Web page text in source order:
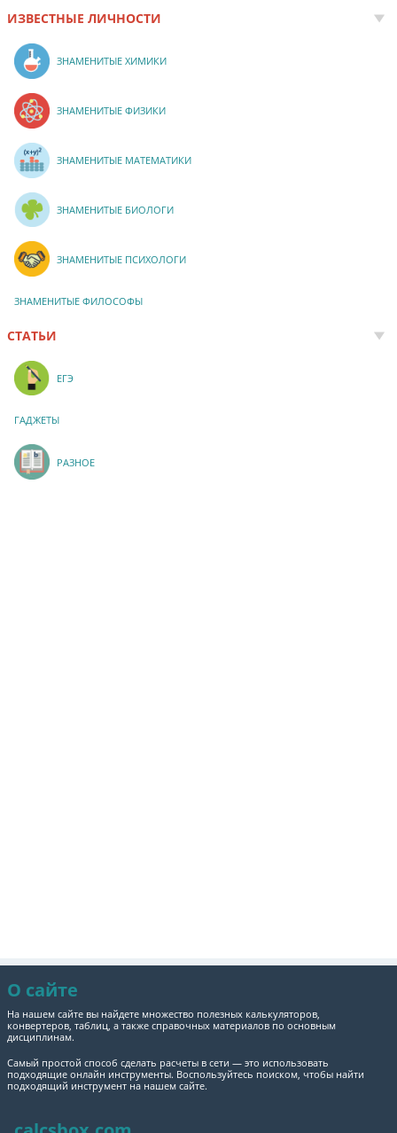
ИЗВЕСТНЫЕ ЛИЧНОСТИ
ЗНАМЕНИТЫЕ ХИМИКИ
ЗНАМЕНИТЫЕ ФИЗИКИ
ЗНАМЕНИТЫЕ МАТЕМАТИКИ
ЗНАМЕНИТЫЕ БИОЛОГИ
ЗНАМЕНИТЫЕ ПСИХОЛОГИ
ЗНАМЕНИТЫЕ ФИЛОСОФЫ
СТАТЬИ
ЕГЭ
ГАДЖЕТЫ
РАЗНОЕ
О сайте
На нашем сайте вы найдете множество полезных калькуляторов,
конвертеров, таблиц, а также справочных материалов по основным
дисциплинам.
Самый простой способ сделать расчеты в сети — это использовать
подходящие онлайн инструменты. Воспользуйтесь поиском, чтобы найти
подходящий инструмент на нашем сайте.